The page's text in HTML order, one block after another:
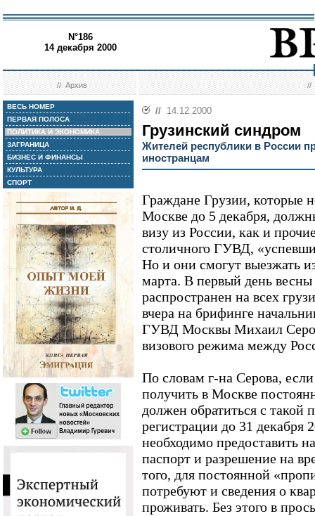
N°186
14 декабря 2000
//Архив //
ВЕСЬ НОМЕР
ПЕРВАЯ ПОЛОСА
ПОЛИТИКА И ЭКОНОМИКА
ЗАГРАНИЦА
БИЗНЕС И ФИНАНСЫ
КУЛЬТУРА
СПОРТ
// 14.12.2000
Грузинский синдром
Жителей республики в России
иностранцам
Граждане Грузии, которые
Москве до 5 декабря,
визу из России, как и
столичного ГУВД,
Но и они смогут выезжать
марта. В первый день весны
распространен на всех
вчера на брифинге
ГУВД Москвы Михаил
визового режима между
По словам г-на Серова,
получить в Москве
должен обратиться с такой
регистрации до 31 декабря
необходимо предоставить
паспорт и разрешение на
того, для постоянной
потребуют и сведения о
проживать. Без этого в